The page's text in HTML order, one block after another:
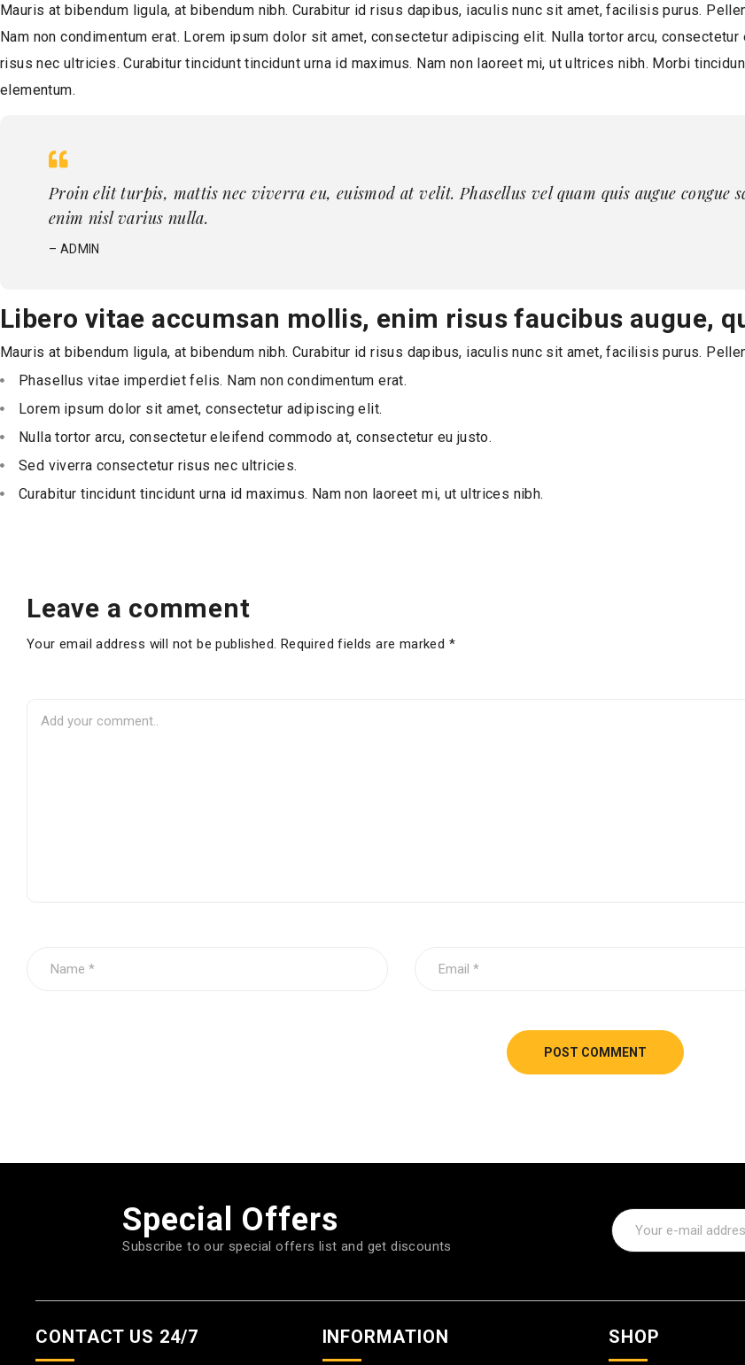
Mauris at bibendum ligula, at bibendum nibh. Curabitur id risus dapibus, iaculis nunc sit amet, facilisis purus.
Nam non condimentum erat. Lorem ipsum dolor sit amet, consectetur adipiscing elit. Nulla tortor arcu,
risus nec ultricies. Curabitur tincidunt tincidunt urna id maximus. Nam non laoreet mi, ut ultrices nibh. Morbi
elementum.
Proin elit turpis, mattis nec viverra eu, euismod at velit. Phasellus vel quam quis augue congue
enim nisl varius nulla.
– ADMIN
Libero vitae accumsan mollis, enim risus faucibus augue,
Mauris at bibendum ligula, at bibendum nibh. Curabitur id risus dapibus, iaculis nunc sit amet, facilisis purus.
Phasellus vitae imperdiet felis. Nam non condimentum erat.
Lorem ipsum dolor sit amet, consectetur adipiscing elit.
Nulla tortor arcu, consectetur eleifend commodo at, consectetur eu justo.
Sed viverra consectetur risus nec ultricies.
Curabitur tincidunt tincidunt urna id maximus. Nam non laoreet mi, ut ultrices nibh.
Leave a comment
Your email address will not be published. Required fields are marked *
POST COMMENT
Special Offers
Subscribe to our special offers list and get discounts
CONTACT US 24/7 INFORMATION SHOP